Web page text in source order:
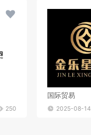
250
国际贸易
2025-08-14